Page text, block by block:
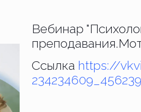
Вебинар
Ссылка https://